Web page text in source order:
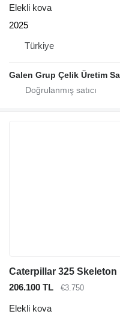
Elekli kova
2025
Türkiye
Galen Grup Çelik Üretim
Caterpillar 325
206.100 TL
€3.750
Elekli kova